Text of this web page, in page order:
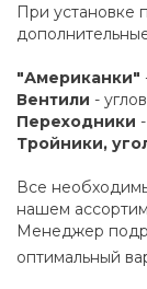
При установке
"Американки"
Вентили -
Переходники
Тройники,
Все
нашем
Менеджер
оптимальный